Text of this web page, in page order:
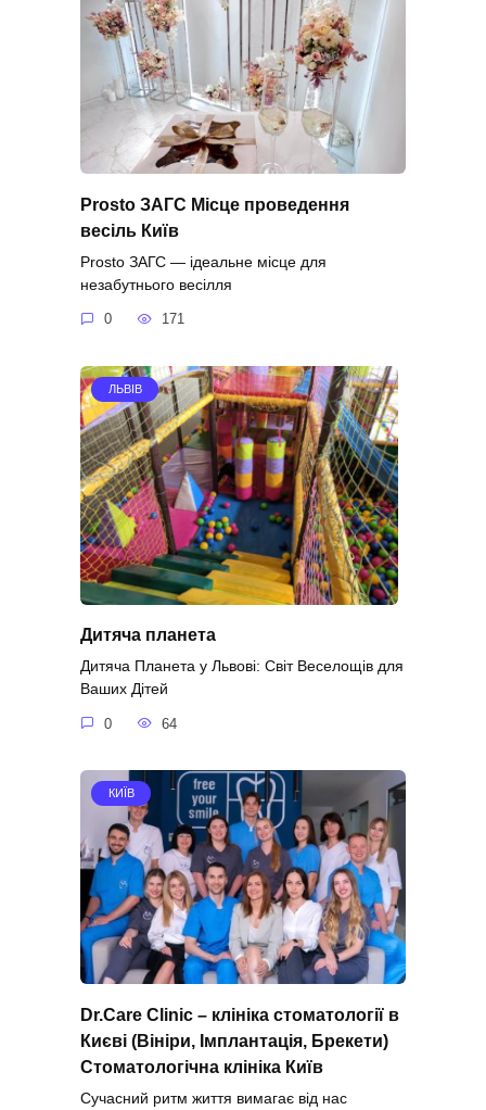
Prosto ЗАГС Місце проведення
весіль Київ
Prosto ЗАГС — ідеальне місце для
незабутнього весілля
0 171
ЛЬВІВ
Дитяча планета
Дитяча Планета у Львові: Світ Веселощів для
Ваших Дітей
0 64
КИЇВ
Dr.Care Clinic – клініка стоматології в
Києві (Вініри, Імплантація, Брекети)
Стоматологічна клініка Київ
Сучасний ритм життя вимагає від нас